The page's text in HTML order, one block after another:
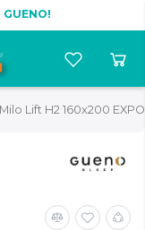
Lift H2 160x200 EXPO